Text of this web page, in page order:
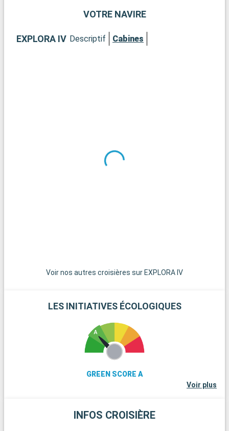
VOTRE NAVIRE
EXPLORA IV Descriptif Cabines
Voir nos autres croisières sur EXPLORA IV
LES INITIATIVES ÉCOLOGIQUES
GREEN SCORE A
Voir plus
INFOS CROISIÈRE